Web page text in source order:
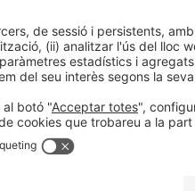
privacitatPolítica de cookies